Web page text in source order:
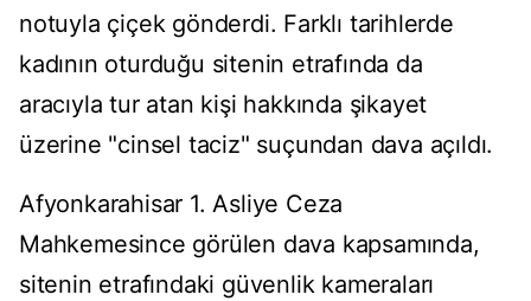
notuyla çiçek gönderdi. Farklı tarihlerde
kadının oturduğu sitenin etrafında da
aracıyla tur atan kişi hakkında şikayet
üzerine "cinsel taciz" suçundan dava açıldı.
Afyonkarahisar 1. Asliye Ceza
Mahkemesince görülen dava kapsamında,
sitenin etrafındaki güvenlik kameraları